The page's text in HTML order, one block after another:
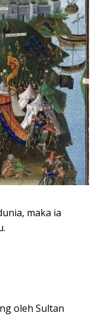
maka ia
oleh Sultan